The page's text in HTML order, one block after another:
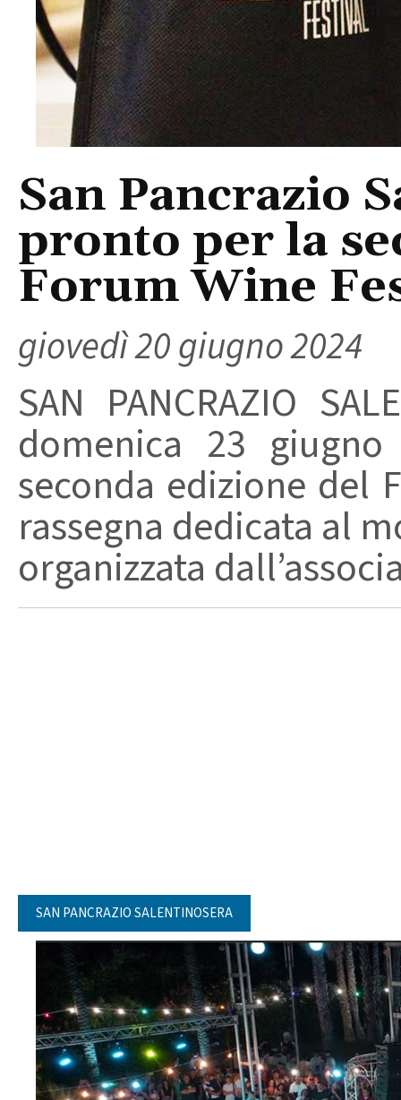
San Pancrazio
pronto per la
Forum Wine
giovedì 20 giugno 2024
SAN PANCRAZIO
domenica 23
seconda edizione del
rassegna dedicata al
organizzata
SAN PANCRAZIO SALENTINOSERA